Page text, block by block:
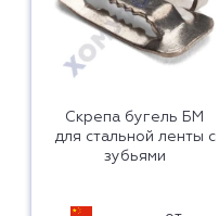
Скрепа бугель БМ
для стальной ленты с
зубьями